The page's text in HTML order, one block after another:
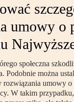
umowy o
społeczna
Podobnie można
rozwiązania umowy o
W takim